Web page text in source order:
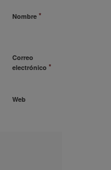
Nombre *
Correo
electrónico *
Web